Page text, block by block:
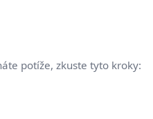
potíže, zkuste tyto kroky: